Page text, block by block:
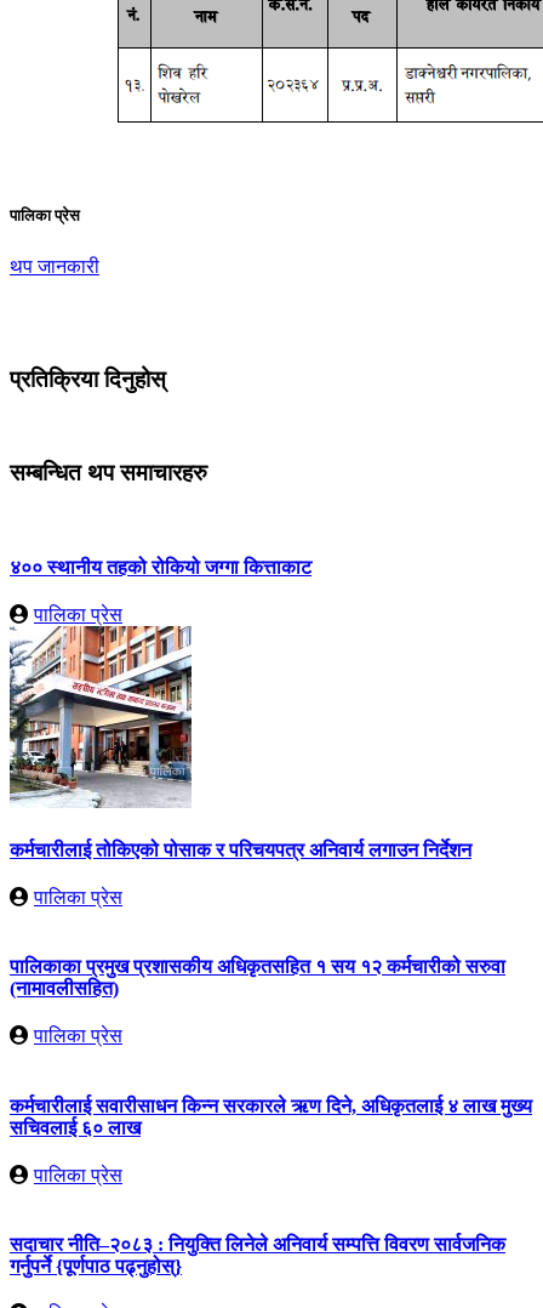
पालिका प्रेस
थप जानकारी
प्रतिक्रिया दिनुहोस्
सम्बन्धित थप समाचारहरु
४०० स्थानीय तहको रोकियो जग्गा कित्ताकाट
पालिका प्रेस
कर्मचारीलाई तोकिएको पोसाक र परिचयपत्र अनिवार्य लगाउन निर्देशन
पालिका प्रेस
पालिकाका प्रमुख प्रशासकीय अधिकृतसहित १ सय १२ कर्मचारीको सरुवा
(नामावलीसहित)
पालिका प्रेस
कर्मचारीलाई सवारीसाधन किन्न सरकारले ऋण दिने, अधिकृतलाई ४ लाख मुख्य
सचिवलाई ६० लाख
पालिका प्रेस
सदाचार नीति–२०८३ : नियुक्ति लिनेले अनिवार्य सम्पत्ति विवरण सार्वजनिक
गर्नुपर्ने {पूर्णपाठ पढ्नुहोस्}